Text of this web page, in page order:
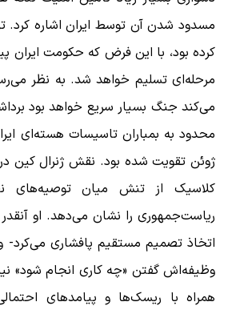
مسدود شدن آن توسط ایران اشاره کرد.
کرده بود، با این فرض که حکومت
مرحله‌ای تسلیم خواهد شد. به نظر
می‌کند جنگ بسیار سریع خواهد بود
محدود به بمباران تاسیسات هسته‌ای
ژوئن تقویت شده بود. نقش ژنرال کین
کلاسیک از تنش میان توصیه‌های
ریاست‌جمهوری را نشان می‌دهد. او
اتخاذ تصمیم مستقیم پافشاری می‌کرد-
وظیفه‌اش گفتن «چه کاری انجام شود»
همراه با ریسک‌ها و پیامدهای